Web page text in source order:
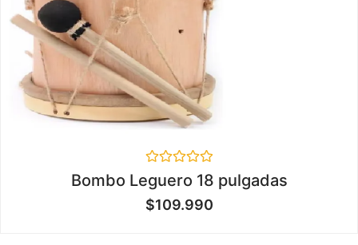
en
0
de
Bombo Leguero 18 pulgadas
$109.990